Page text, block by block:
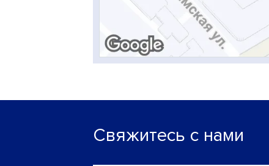
Свяжитесь с нами